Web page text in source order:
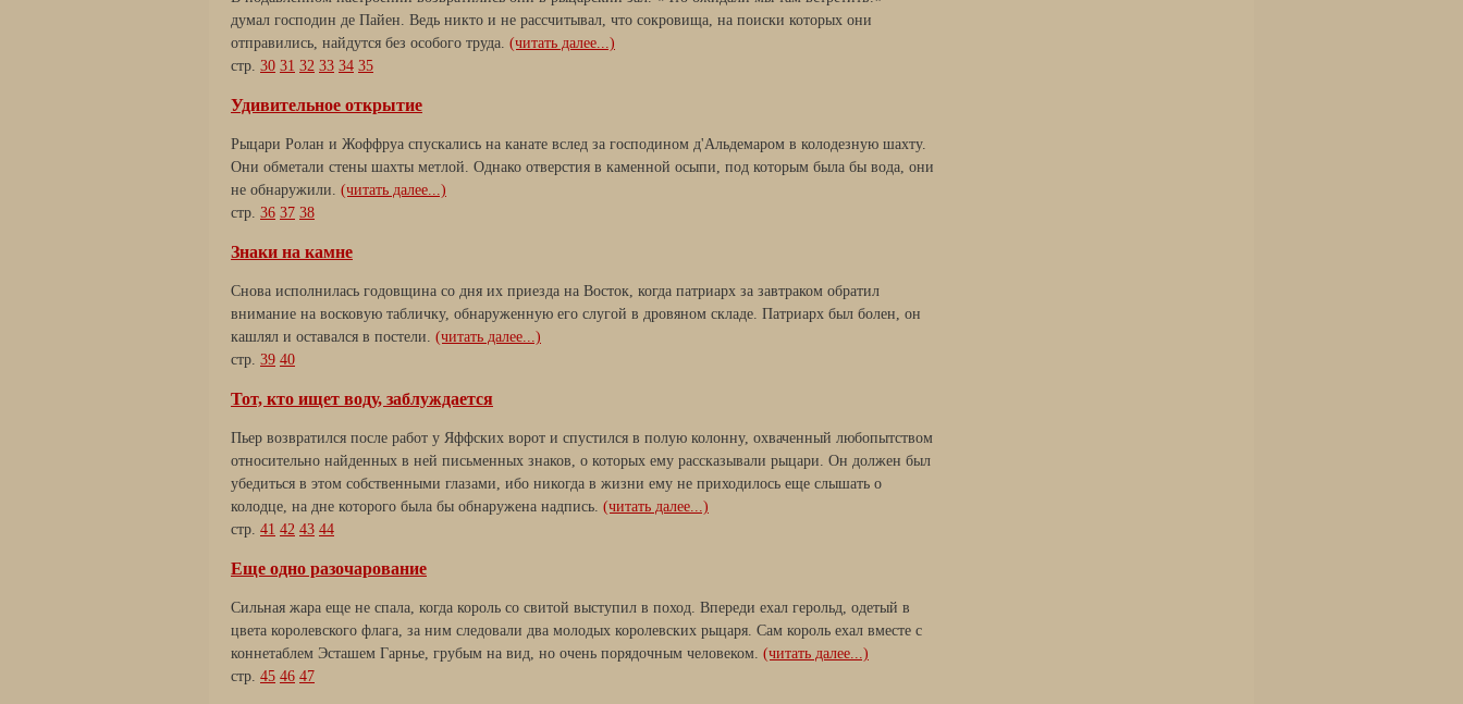
думал господин де Пайен. Ведь никто и не рассчитывал, что сокровища, на поиски которых они
отправились, найдутся без особого труда. (читать далее...)
стр. 30 31 32 33 34 35
Удивительное открытие
Рыцари Ролан и Жоффруа спускались на канате вслед за господином д'Альдемаром в колодезную шахту.
Они обметали стены шахты метлой. Однако отверстия в каменной осыпи, под которым была бы вода, они
не обнаружили. (читать далее...)
стр. 36 37 38
Знаки на камне
Снова исполнилась годовщина со дня их приезда на Восток, когда патриарх за завтраком обратил
внимание на восковую табличку, обнаруженную его слугой в дровяном складе. Патриарх был болен, он
кашлял и оставался в постели. (читать далее...)
стр. 39 40
Тот, кто ищет воду, заблуждается
Пьер возвратился после работ у Яффских ворот и спустился в полую колонну, охваченный любопытством
относительно найденных в ней письменных знаков, о которых ему рассказывали рыцари. Он должен был
убедиться в этом собственными глазами, ибо никогда в жизни ему не приходилось еще слышать о
колодце, на дне которого была бы обнаружена надпись. (читать далее...)
стр. 41 42 43 44
Еще одно разочарование
Сильная жара еще не спала, когда король со свитой выступил в поход. Впереди ехал герольд, одетый в
цвета королевского флага, за ним следовали два молодых королевских рыцаря. Сам король ехал вместе с
коннетаблем Эсташем Гарнье, грубым на вид, но очень порядочным человеком. (читать далее...)
стр. 45 46 47